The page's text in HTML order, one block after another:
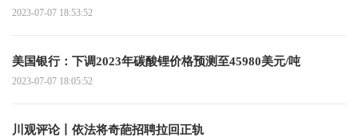
2023-07-07 18:53:52
美国银行：下调2023年碳酸锂价格预测至45980美元/吨
2023-07-07 18:05:52
川观评论丨依法将奇葩招聘拉回正轨